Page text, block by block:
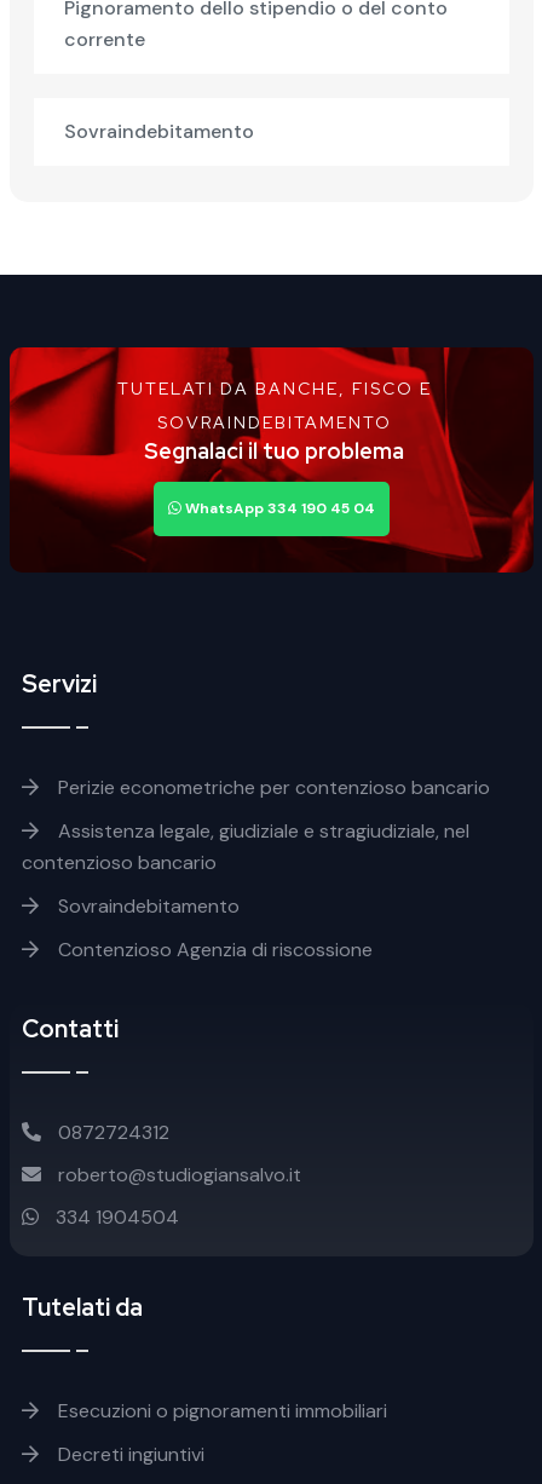
Pignoramento dello stipendio o del conto
corrente
Sovraindebitamento
TUTELATI DA BANCHE, FISCO E
SOVRAINDEBITAMENTO
Segnalaci il tuo problema
WhatsApp 334 190 45 04
Servizi
Footer servizi
Perizie econometriche per contenzioso bancario
Assistenza legale, giudiziale e stragiudiziale, nel
contenzioso bancario
Sovraindebitamento
Contenzioso Agenzia di riscossione
Contatti
0872724312
roberto@studiogiansalvo.it
334 1904504
Tutelati da
Footer soluzioni
Esecuzioni o pignoramenti immobiliari
Decreti ingiuntivi